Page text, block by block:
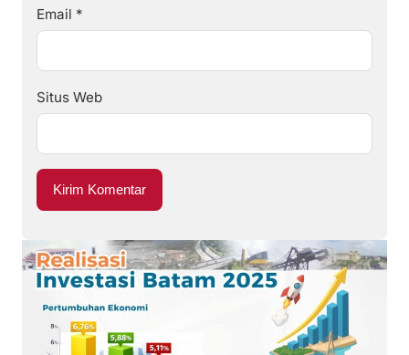
Email *
Situs Web